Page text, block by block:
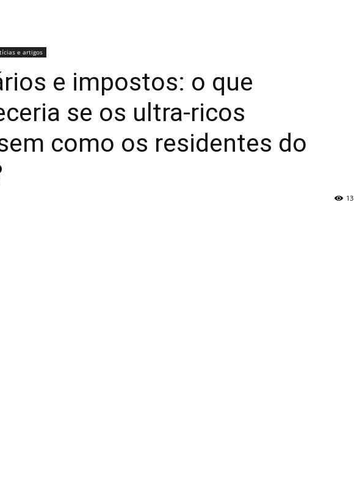
e artigos
e impostos: o que
se os ultra-ricos
como os residentes do
13